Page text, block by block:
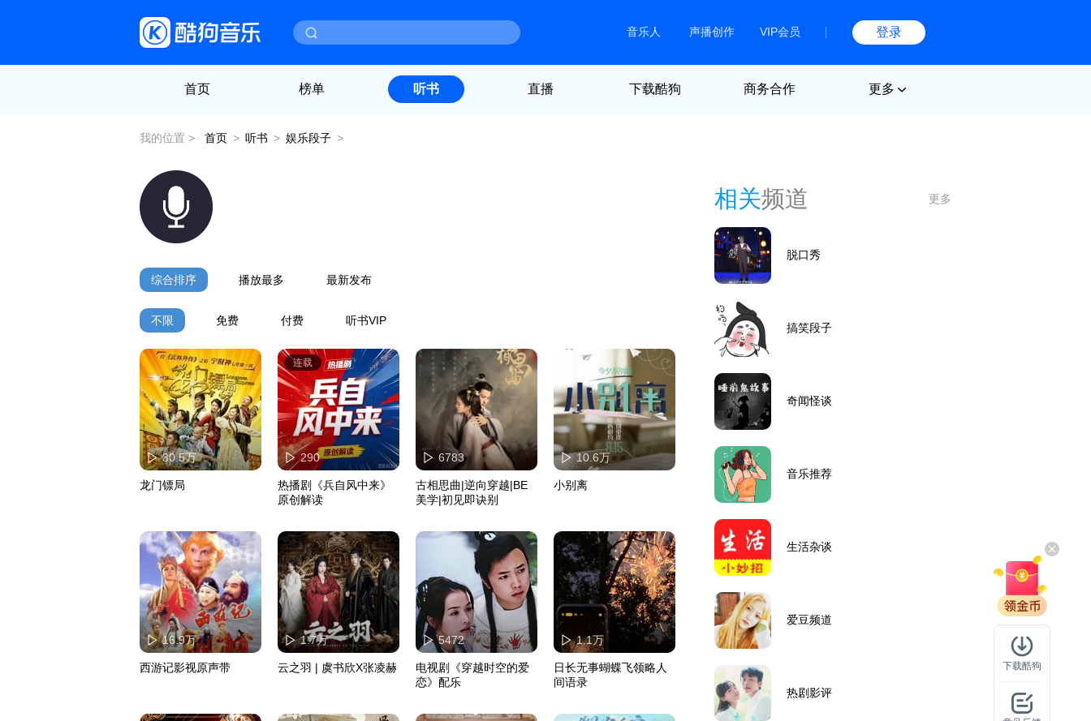
音乐人 声播创作 VIP会员 登录
首页 榜单 听书 直播 下载酷狗 商务合作 更多
我的位置 > 首页 > 听书 > 娱乐段子 >
综合排序 播放最多 最新发布
不限 免费 付费 听书VIP
30.5万
龙门镖局
连载
290
热播剧《兵自风中来》
原创解读
6783
古相思曲|逆向穿越|BE
美学|初见即诀别
10.6万
小别离
16.9万
西游记影视原声带
1.7万
云之羽 | 虞书欣X张凌赫
5472
电视剧《穿越时空的爱
恋》配乐
1.1万
日长无事蝴蝶飞领略人
间语录
相关频道 更多
脱口秀
搞笑段子
奇闻怪谈
音乐推荐
生活杂谈
爱豆频道
热剧影评
下载酷狗